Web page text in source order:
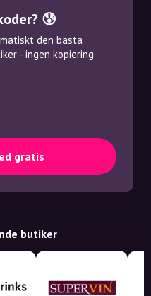
😰
den bästa
- ingen kopiering
gratis
butiker